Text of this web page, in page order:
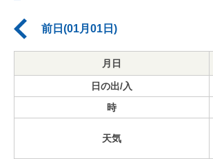
前日(01月01日)
月日
日の出/入
時
天気